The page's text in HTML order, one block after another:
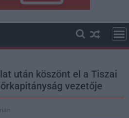
után köszönt el a Tiszai
vezetője